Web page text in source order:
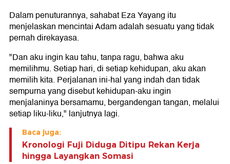
Dalam penuturannya, sahabat Eza Yayang itu
menjelaskan mencintai Adam adalah sesuatu yang tidak
pernah direkayasa.
"Dan aku ingin kau tahu, tanpa ragu, bahwa aku
memilihmu. Setiap hari, di setiap kehidupan, aku akan
memilih kita. Perjalanan ini-hal yang indah dan tidak
sempurna yang disebut kehidupan-aku ingin
menjalaninya bersamamu, bergandengan tangan, melalui
setiap liku-liku," lanjutnya lagi.
Baca juga:
Kronologi Fuji Diduga Ditipu Rekan Kerja
hingga Layangkan Somasi